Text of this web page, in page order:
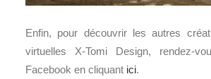
Enfin, pour découvrir les autres
virtuelles X-Tomi Design, rendez-
Facebook en cliquant ici.